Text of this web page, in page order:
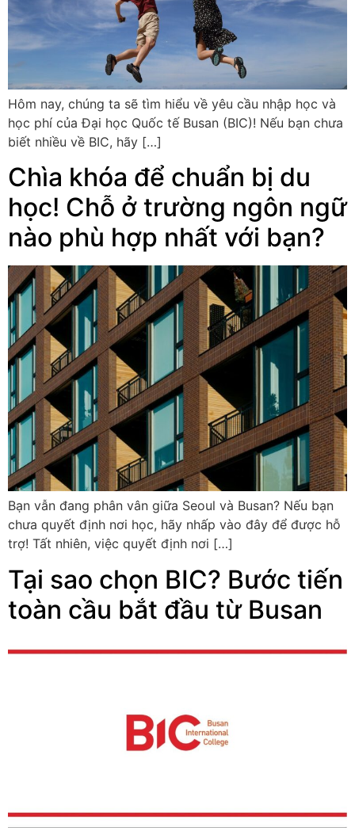
Hôm nay, chúng ta sẽ tìm hiểu về yêu cầu nhập học và
học phí của Đại học Quốc tế Busan (BIC)! Nếu bạn chưa
biết nhiều về BIC, hãy […]
Chìa khóa để chuẩn bị du
học! Chỗ ở trường ngôn ngữ
nào phù hợp nhất với bạn?
Bạn vẫn đang phân vân giữa Seoul và Busan? Nếu bạn
chưa quyết định nơi học, hãy nhấp vào đây để được hỗ
trợ! Tất nhiên, việc quyết định nơi […]
Tại sao chọn BIC? Bước tiến
toàn cầu bắt đầu từ Busan